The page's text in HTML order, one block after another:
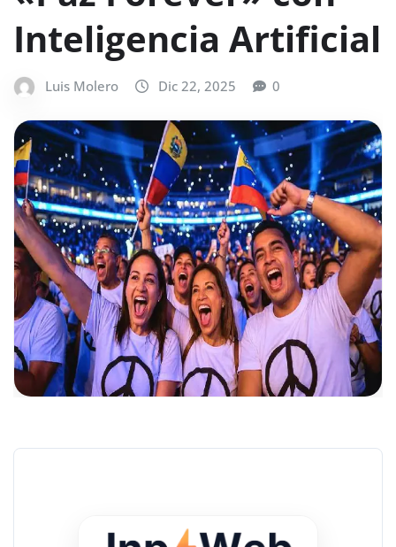
Inteligencia Artificial
Luis Molero Dic 22, 2025 0